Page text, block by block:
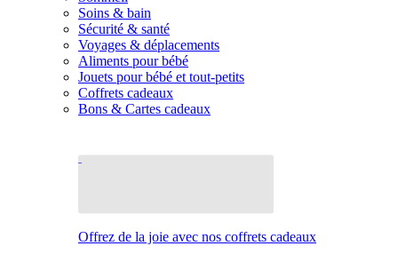
Soins & bain
Sécurité & santé
Voyages & déplacements
Aliments pour bébé
Jouets pour bébé et tout-petits
Coffrets cadeaux
Bons & Cartes cadeaux
Offrez de la joie avec nos coffrets cadeaux